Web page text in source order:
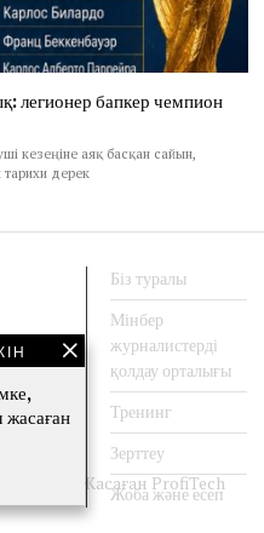
легионер бапкер чемпион
кезеңіне аяқ басқан сайын,
дерек
Жасаған ProfiTech
Біз туралы
Мінбер
журналистерді
қолдау орталығы
Тренинг
Зерттеу
Жоба және есеп